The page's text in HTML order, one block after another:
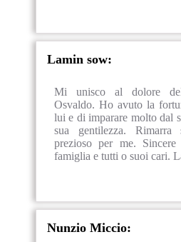
Lamin sow:
Mi unisco al dolore
Osvaldo. Ho avuto la
lui e di imparare molto dal
sua gentilezza. Rimarra
prezioso per me. Sincere
famiglia e tutti o suoi cari.
Nunzio Miccio: